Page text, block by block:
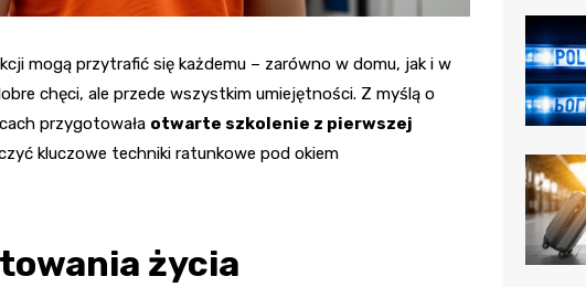
mogą przytrafić się każdemu – zarówno w domu, jak i w
chęci, ale przede wszystkim umiejętności. Z myślą o
przygotowała otwarte szkolenie z pierwszej
kluczowe techniki ratunkowe pod okiem
życia